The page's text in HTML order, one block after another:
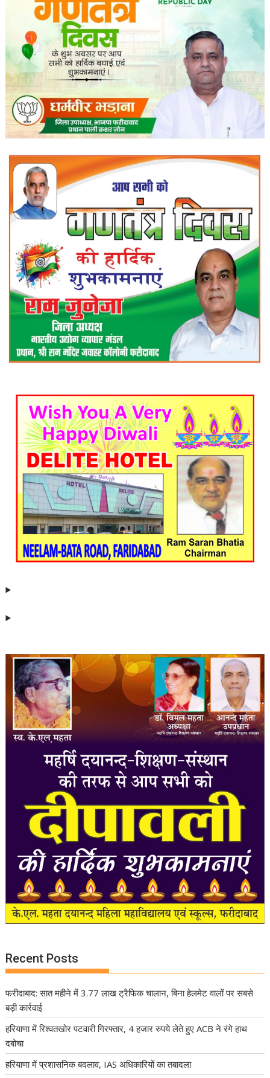
Recent Posts
फरीदाबाद: सात महीने में 3.77 लाख ट्रैफिक चालान, बिना हेलमेट वालों पर सबसे
बड़ी कार्रवाई
हरियाणा में रिश्वतखोर पटवारी गिरफ्तार, 4 हजार रुपये लेते हुए ACB ने रंगे हाथ
दबोचा
हरियाणा में प्रशासनिक बदलाव, IAS अधिकारियों का तबादला